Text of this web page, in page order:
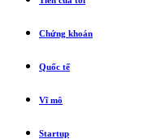
Chứng khoán
Quốc tế
Vĩ mô
Startup